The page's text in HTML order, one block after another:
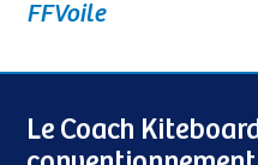
FFVoile
Le Coach